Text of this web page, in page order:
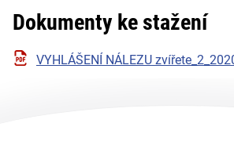
Dokumenty ke stažení
VYHLÁŠENÍ NÁLEZU